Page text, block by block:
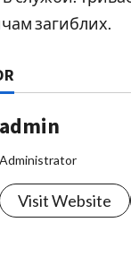
загиблих.
admin
Administrator
Visit Website